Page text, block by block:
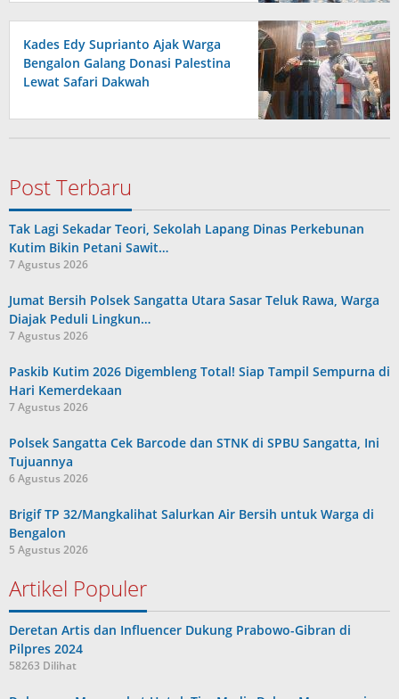
Kades Edy Suprianto Ajak Warga
Bengalon Galang Donasi Palestina
Lewat Safari Dakwah
Post Terbaru
Tak Lagi Sekadar Teori, Sekolah Lapang Dinas Perkebunan
Kutim Bikin Petani Sawit…
7 Agustus 2026
Jumat Bersih Polsek Sangatta Utara Sasar Teluk Rawa, Warga
Diajak Peduli Lingkun…
7 Agustus 2026
Paskib Kutim 2026 Digembleng Total! Siap Tampil Sempurna di
Hari Kemerdekaan
7 Agustus 2026
Polsek Sangatta Cek Barcode dan STNK di SPBU Sangatta, Ini
Tujuannya
6 Agustus 2026
Brigif TP 32/Mangkalihat Salurkan Air Bersih untuk Warga di
Bengalon
5 Agustus 2026
Artikel Populer
Deretan Artis dan Influencer Dukung Prabowo-Gibran di
Pilpres 2024
58263 Dilihat